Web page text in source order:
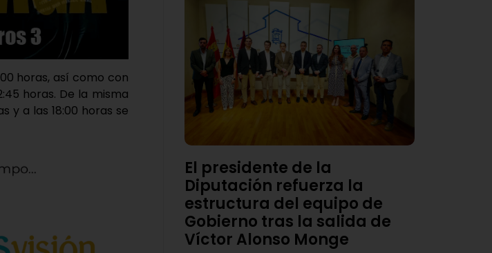
horas, así como con
horas. De la misma
y a las 18:00 horas se
El presidente de la
Diputación refuerza la
estructura del equipo de
Gobierno tras la salida de
Víctor Alonso Monge